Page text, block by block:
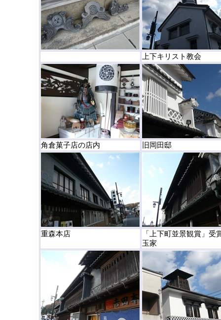
上下キリスト教会
角倉菓子店の店内 旧岡田邸
重森本店
「上下町並景観賞」受
玉家